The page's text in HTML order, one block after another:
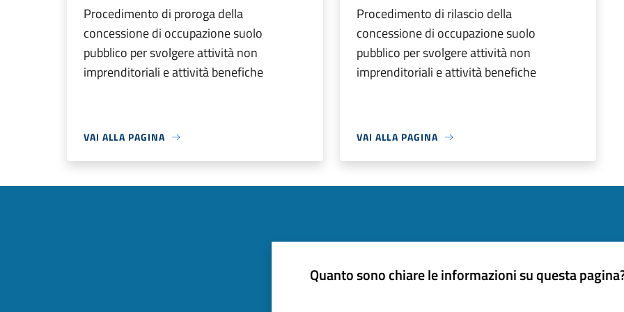
Procedimento di proroga della
concessione di occupazione suolo
pubblico per svolgere attività non
imprenditoriali e attività benefiche
VAI ALLA PAGINA
Procedimento di rilascio della
concessione di occupazione suolo
pubblico per svolgere attività non
imprenditoriali e attività benefiche
VAI ALLA PAGINA
Quanto sono chiare le informazioni su questa